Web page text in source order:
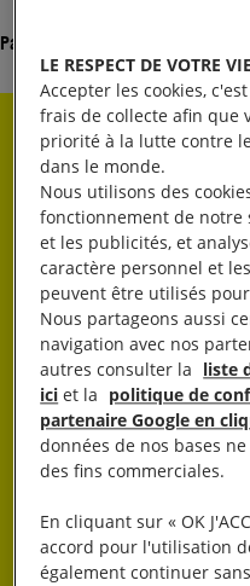
Partager
Rester
Abonnez-vous à notre
LE RESPECT DE VOTRE
Accepter les cookies,
frais de collecte afin que
priorité à la lutte contre
dans le monde.
Nous utilisons des
fonctionnement de notre
et les publicités, et
caractère personnel et
peuvent être utilisés
Nous partageons aussi
navigation avec nos
autres consulter la liste
ici et la politique de
partenaire Google en
données de nos bases
des fins commerciales.
En cliquant sur « OK
accord pour l'utilisation
également continuer